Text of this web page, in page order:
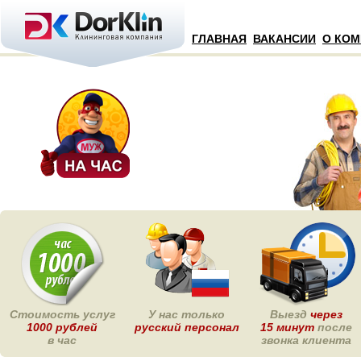
ГЛАВНАЯ ВАКАНСИИ О
Стоимость услуг
1000 рублей
в час
У нас только
русский персонал
Выездчерез
15 минут после
звонка клиента